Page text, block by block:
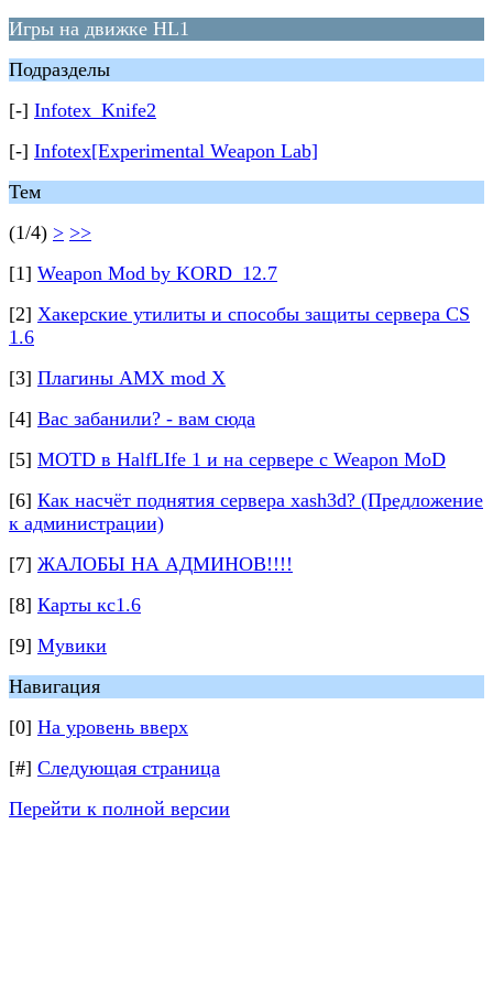
Игры на движке HL1
Подразделы
[-] Infotex_Knife2
[-] Infotex[Experimental Weapon Lab]
Тем
(1/4) > >>
[1] Weapon Mod by KORD_12.7
[2] Хакерские утилиты и способы защиты сервера CS
1.6
[3] Плагины AMX mod X
[4] Вас забанили? - вам сюда
[5] MOTD в HalfLIfe 1 и на сервере с Weapon MoD
[6] Как насчёт поднятия сервера xash3d? (Предложение
к администрации)
[7] ЖАЛОБЫ НА АДМИНОВ!!!!
[8] Карты кс1.6
[9] Мувики
Навигация
[0] На уровень вверх
[#] Следующая страница
Перейти к полной версии